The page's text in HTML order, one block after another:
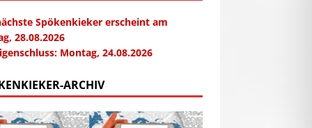
Spökenkieker erscheint am
28.08.2026
Montag, 24.08.2026
ARCHIV